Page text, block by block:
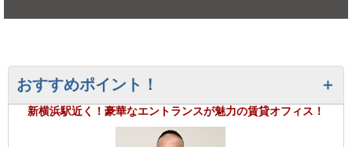
おすすめポイント！
新横浜駅近く！豪華なエントランスが魅力の賃貸オフィス！